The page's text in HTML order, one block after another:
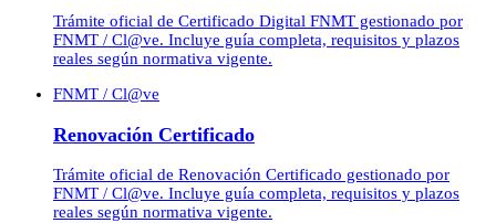
Trámite oficial de Certificado Digital FNMT gestionado por
FNMT / Cl@ve. Incluye guía completa, requisitos y plazos
reales según normativa vigente.
FNMT / Cl@ve
Renovación Certificado
Trámite oficial de Renovación Certificado gestionado por
FNMT / Cl@ve. Incluye guía completa, requisitos y plazos
reales según normativa vigente.